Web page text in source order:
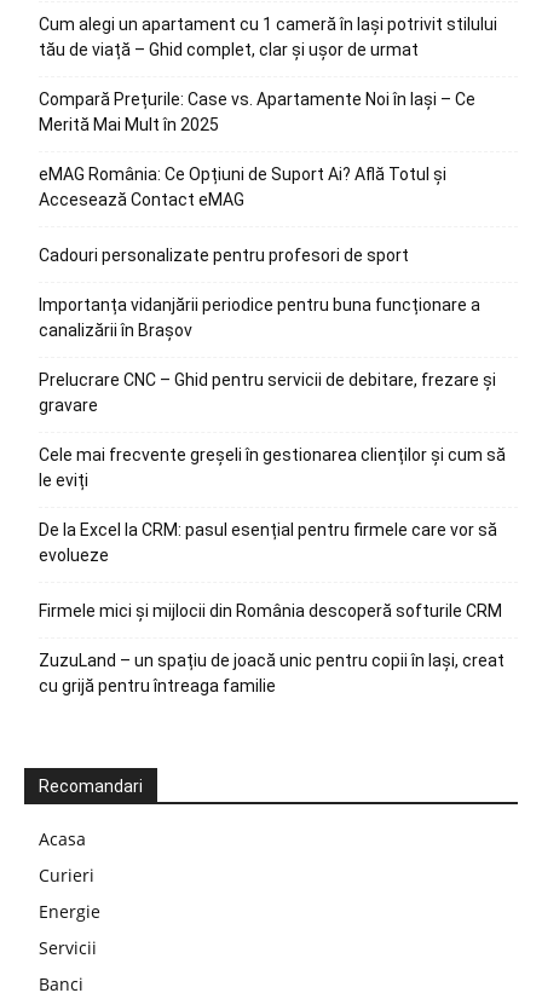
Cum alegi un apartament cu 1 cameră în Iași potrivit stilului
tău de viață – Ghid complet, clar și ușor de urmat
Compară Prețurile: Case vs. Apartamente Noi în Iași – Ce
Merită Mai Mult în 2025
eMAG România: Ce Opțiuni de Suport Ai? Află Totul și
Accesează Contact eMAG
Cadouri personalizate pentru profesori de sport
Importanța vidanjării periodice pentru buna funcționare a
canalizării în Brașov
Prelucrare CNC – Ghid pentru servicii de debitare, frezare și
gravare
Cele mai frecvente greșeli în gestionarea clienților și cum să
le eviți
De la Excel la CRM: pasul esențial pentru firmele care vor să
evolueze
Firmele mici și mijlocii din România descoperă softurile CRM
ZuzuLand – un spațiu de joacă unic pentru copii în Iași, creat
cu grijă pentru întreaga familie
Recomandari
Acasa
Curieri
Energie
Servicii
Banci